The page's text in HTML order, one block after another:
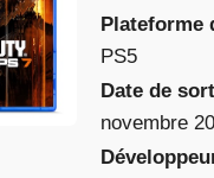
Plateforme
PS5
Date de
novembre